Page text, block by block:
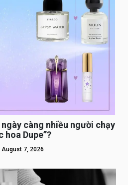
càng nhiều người chạy
hoa Dupe”?
August 7, 2026